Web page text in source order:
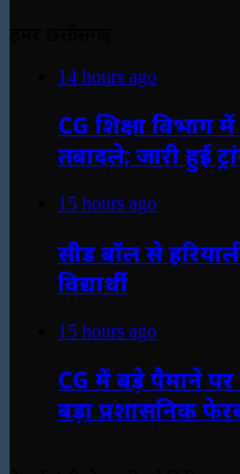
14 hours ago
CG शिक्षा विभाग
तबादले; जारी हुई
15 hours ago
सीड बॉल से
विद्यार्थी
15 hours ago
CG में बड़े पैमाने
बड़ा प्रशासनिक